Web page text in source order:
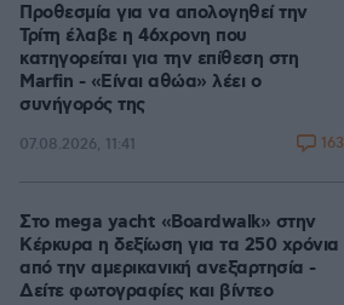
Προθεσμία για να απολογηθεί την
Τρίτη έλαβε η 46χρονη που
κατηγορείται για την επίθεση στη
Marfin - «Είναι αθώα» λέει ο
συνήγορός της
07.08.2026, 11:41 163
Στο mega yacht «Boardwalk» στην
Κέρκυρα η δεξίωση για τα 250 χρόνια
από την αμερικανική ανεξαρτησία -
Δείτε φωτογραφίες και βίντεο